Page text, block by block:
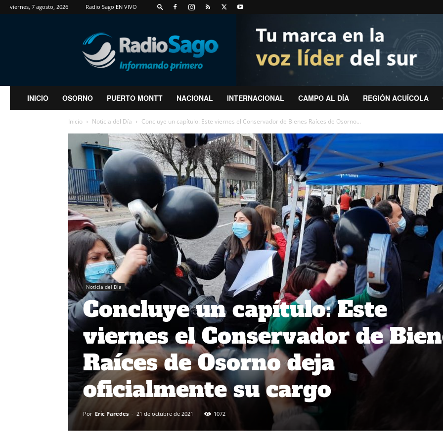
viernes, 7 agosto, 2026 Radio Sago EN VIVO
RadioSago
INICIO OSORNO PUERTO MONTT NACIONAL INTERNACIONAL CAMPO AL DÍA REGIÓN ACUÍCOLA
Inicio Noticia del Día Concluye un capítulo: Este viernes el Conservador de Bienes Raíces de Osorno...
Noticia del Día
Concluye un capítulo: Este
viernes el Conservador de
Raíces de Osorno deja
oficialmente su cargo
Por Eric Paredes - 21 de octubre de 2021 1072